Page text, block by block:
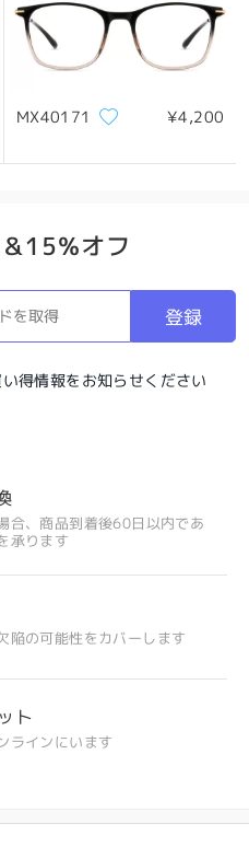
ザイン
MX40171 ¥4,200
15％オフ
登録
得情報をお知らせください
合、商品到着後60日以内であ
承ります
陥の可能性をカバーします
ト
ラインにいます